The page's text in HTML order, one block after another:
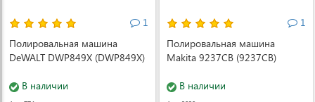
1
Полировальная машина
DeWALT DWP849X (DWP849X)
В наличии
1
Полировальная машина
Makita 9237CB (9237CB)
В наличии